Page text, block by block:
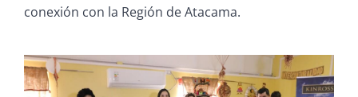
conexión con la Región de Atacama.